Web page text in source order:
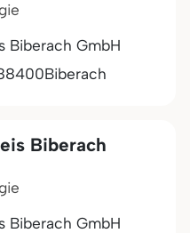
Biberach GmbH
Biberach
Biberach
Biberach GmbH